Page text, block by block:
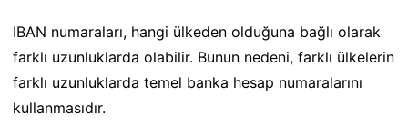
IBAN numaraları, hangi ülkeden olduğuna bağlı olarak
farklı uzunluklarda olabilir. Bunun nedeni, farklı ülkelerin
farklı uzunluklarda temel banka hesap numaralarını
kullanmasıdır.